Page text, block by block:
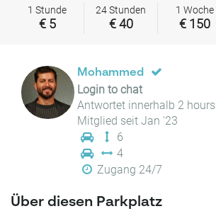
1 Stunde
€ 5
24 Stunden
€ 40
1 Woche
€ 150
Mohammed
Login to chat
Antwortet innerhalb 2 hours
Mitglied seit Jan '23
6
4
Zugang 24/7
Über diesen Parkplatz